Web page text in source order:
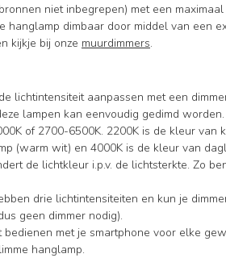
niet inbegrepen) met een
dimbaar door middel van een
kijkje bij onze muurdimmers.
lichtintensiteit aanpassen met een
lampen kan eenvoudig gedimd
of 2700-6500K. 2200K is de kleur van
(warm wit) en 4000K is de kleur van
de lichtkleur i.p.v. de lichtsterkte. Zo
drie lichtintensiteiten en kun je
geen dimmer nodig).
bedienen met je smartphone voor elke
hanglamp.